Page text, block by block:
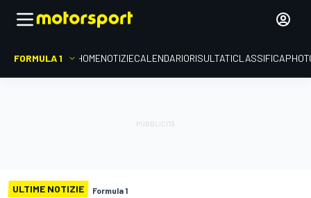
FORMULA 1 HOMENOTIZIECALENDARIORISULTATICLASSIFICA
ULTIME NOTIZIE Formula 1